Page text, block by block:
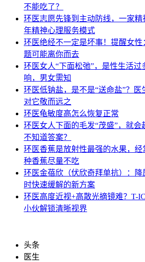
不能吃了？
环医志愿先锋到主动防线，一家
年精神心理服务模式
环医绝经不一定是坏事！提醒女性
题可能离你而去
环医女人“下面松弛”，是性生活
响，男女需知
环医低钠盐，是不是“送命盐”？
对它敬而远之
环医龟敏度高怎么恢复正常
环医女人下面的毛发“茂盛”，就会
不知道答案？
环医香蕉是放射性最强的水果，
种香蕉尽量不吃
环医金蓓欣（伏欣奇拜单抗）：降
时快速缓解的新方案
环医高度近视+高散光摘镜难？T-
小伙解锁清晰视界
头条
医生